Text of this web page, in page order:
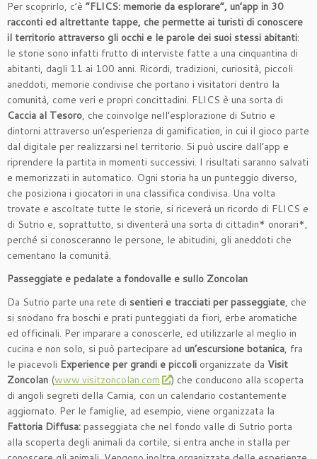
Per scoprirlo, c’è “FLICS: memorie da esplorare”, un’app in 30
racconti ed altrettante tappe, che permette ai turisti di conoscere
il territorio attraverso gli occhi e le parole dei suoi stessi abitanti:
le storie sono infatti frutto di interviste fatte a una cinquantina di
abitanti, dagli 11 ai 100 anni. Ricordi, tradizioni, curiosità, piccoli
aneddoti, memorie condivise che portano i visitatori dentro la
comunità, come veri e propri concittadini. FLICS è una sorta di
Caccia al Tesoro, che coinvolge nell’esplorazione di Sutrio e
dintorni attraverso un’esperienza di gamification, in cui il gioco parte
dal digitale per realizzarsi nel territorio. Si può uscire dall’app e
riprendere la partita in momenti successivi. I risultati saranno salvati
e memorizzati in automatico. Ogni storia ha un punteggio diverso,
che posiziona i giocatori in una classifica condivisa. Una volta
trovate e ascoltate tutte le storie, si riceverà un ricordo di FLICS e
di Sutrio e, soprattutto, si diventerà una sorta di cittadin* onorari*,
perché si conosceranno le persone, le abitudini, gli aneddoti che
cementano la comunità.
Passeggiate e pedalate a fondovalle e sullo Zoncolan
Da Sutrio parte una rete di sentieri e tracciati per passeggiate, che
si snodano fra boschi e prati punteggiati da fiori, erbe aromatiche
ed officinali. Per imparare a conoscerle, ed utilizzarle al meglio in
cucina e non solo, si può partecipare ad un’escursione botanica, fra
le piacevoli Experience per grandi e piccoli organizzate da Visit
Zoncolan (www.visitzoncolan.com
) che conducono alla scoperta
di angoli segreti della Carnia, con un calendario costantemente
aggiornato. Per le famiglie, ad esempio, viene organizzata la
Fattoria Diffusa: passeggiata che nel fondo valle di Sutrio porta
alla scoperta degli animali da cortile, si entra anche in stalla per